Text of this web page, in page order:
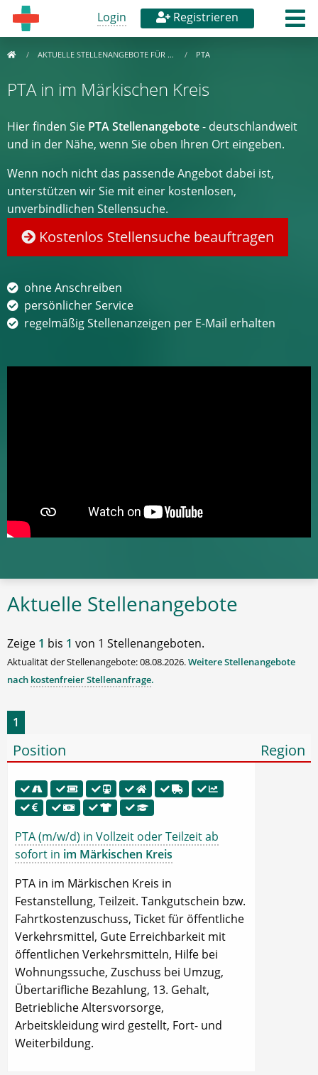
Login Registrieren
AKTUELLE STELLENANGEBOTE FÜR … PTA
PTA in im Märkischen Kreis
Hier finden Sie PTA Stellenangebote- deutschlandweit
und in der Nähe, wenn Sie oben Ihren Ort eingeben.
Wenn noch nicht das passende Angebot dabei ist,
unterstützen wir Sie mit einer kostenlosen,
unverbindlichen Stellensuche.
Kostenlos Stellensuche beauftragen
ohne Anschreiben
persönlicher Service
regelmäßig Stellenanzeigen per E-Mail erhalten
Aktuelle Stellenangebote
Zeige 1 bis 1 von 1 Stellenangeboten.
Aktualität der Stellenangebote: 08.08.2026.Weitere Stellenangebote
nach kostenfreier Stellenanfrage.
1
Position Region
PTA (m/w/d) in Vollzeit oder Teilzeit ab
sofort in im Märkischen Kreis
PTA in im Märkischen Kreis in
Festanstellung, Teilzeit. Tankgutschein bzw.
Fahrtkostenzuschuss, Ticket für öffentliche
Verkehrsmittel, Gute Erreichbarkeit mit
öffentlichen Verkehrsmitteln, Hilfe bei
Wohnungssuche, Zuschuss bei Umzug,
Übertarifliche Bezahlung, 13. Gehalt,
Betriebliche Altersvorsorge,
Arbeitskleidung wird gestellt, Fort- und
Weiterbildung.